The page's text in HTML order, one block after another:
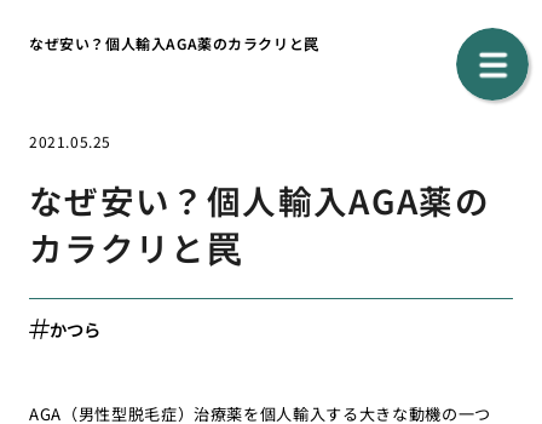
なぜ安い？個人輸入AGA薬のカラクリと罠
2021.05.25
なぜ安い？個人輸入AGA薬の
カラクリと罠
かつら
AGA（男性型脱毛症）治療薬を個人輸入する大きな動機の一つ